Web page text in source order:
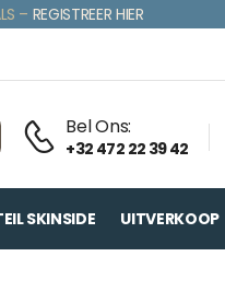
– REGISTREER HIER
Bel Ons:
+32 472 22 39 42
SKINSIDE UITVERKOOP